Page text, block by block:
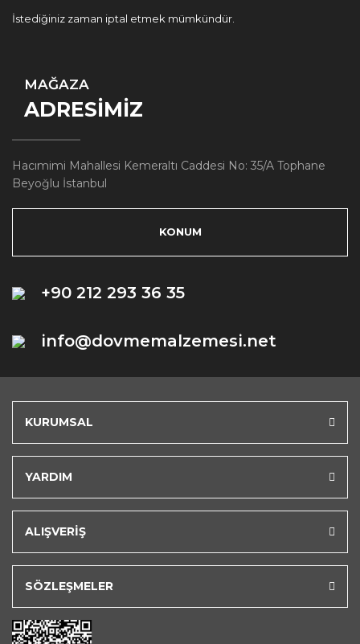
İstediğiniz zaman iptal etmek mümkündür.
MAĞAZA
ADRESİMİZ
Hacımimi Mahallesi Kemeraltı Caddesi No: 35/A Tophane
Beyoğlu İstanbul
KONUM
+90 212 293 36 35
info@dovmemalzemesi.net
KURUMSAL
YARDIM
ALIŞVERİŞ
SÖZLEŞMELER